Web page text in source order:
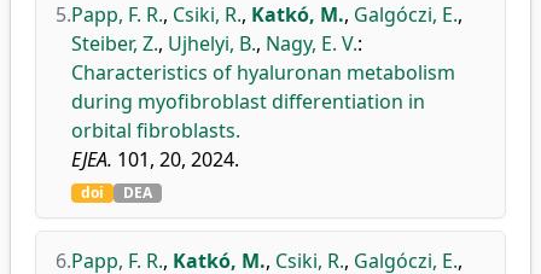
5.Papp, F. R., Csiki, R., Katkó, M., Galgóczi, E.,
Steiber, Z., Ujhelyi, B., Nagy, E. V.:
Characteristics of hyaluronan metabolism
during myofibroblast differentiation in
orbital fibroblasts.
EJEA. 101, 20, 2024.
doi DEA
6.Papp, F. R., Katkó, M., Csiki, R., Galgóczi, E.,